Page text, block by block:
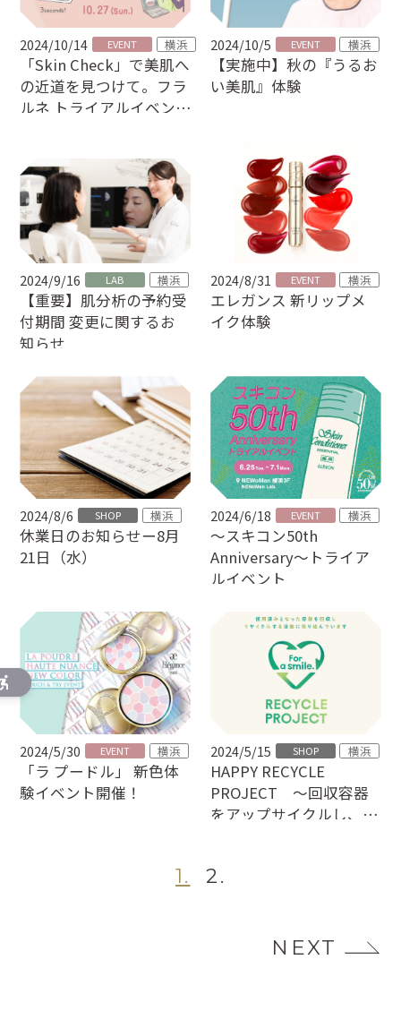
2024/10/14 EVENT 横浜
「Skin Check」で美肌へ
の近道を見つけて。フラ
ルネ トライアルイベント
2024/10/5 EVENT 横浜
【実施中】秋の『うるお
い美肌』体験
2024/9/16 LAB 横浜
【重要】肌分析の予約受
付期間 変更に関するお
知らせ
2024/8/31 EVENT 横浜
エレガンス 新リップメ
イク体験
2024/8/6 SHOP 横浜
休業日のお知らせー8月
21日（水）
2024/6/18 EVENT 横浜
～スキコン50th
Anniversary～トライア
ルイベント
2024/5/30 EVENT 横浜
「ラ プードル」 新色体
験イベント開催！
2024/5/15 SHOP 横浜
HAPPY RECYCLE
PROJECT ～回収容器
をアップサイクルし、オ
1. 2.
NEXT